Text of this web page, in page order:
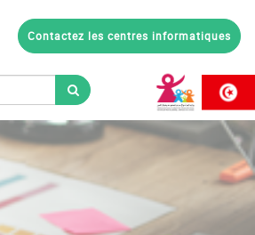
Contactez les centres informatiques